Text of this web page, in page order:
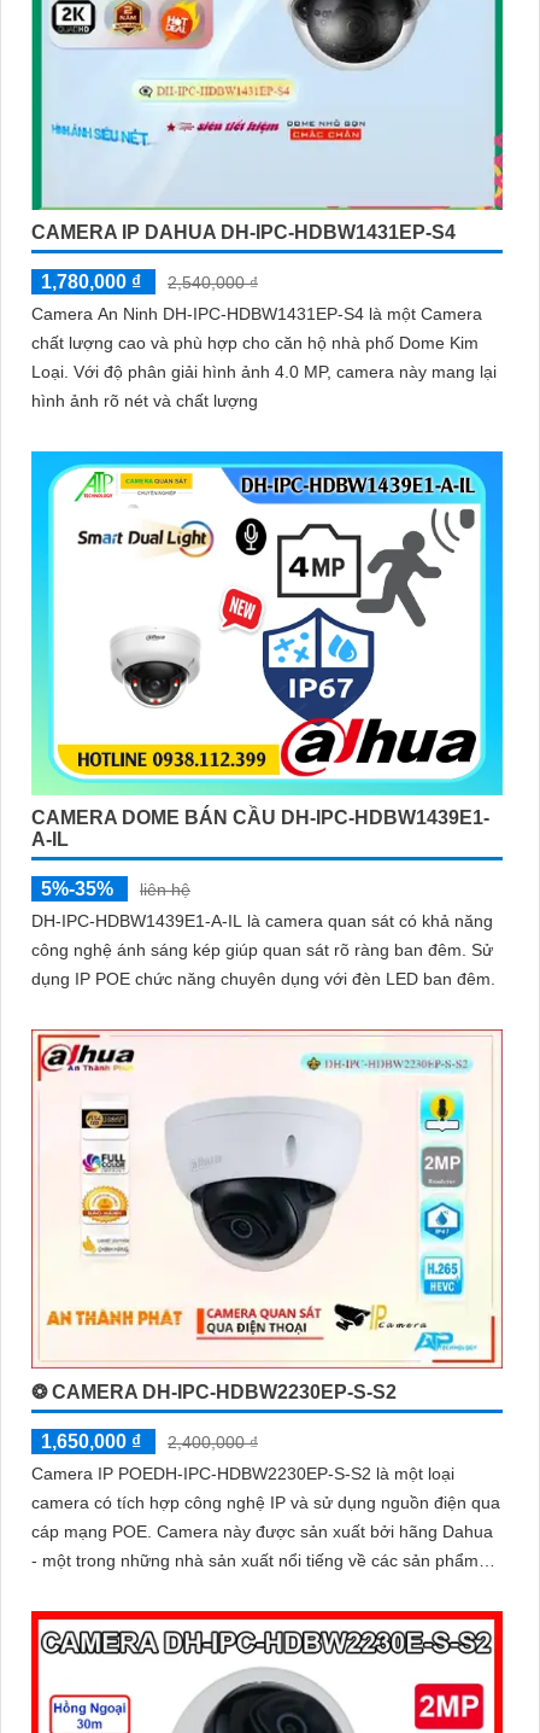
CAMERA IP DAHUA DH-IPC-HDBW1431EP-S4
1,780,000 ₫
2,540,000 ₫
Camera An Ninh DH-IPC-HDBW1431EP-S4 là một Camera
chất lượng cao và phù hợp cho căn hộ nhà phố Dome Kim
Loại. Với độ phân giải hình ảnh 4.0 MP, camera này mang lại
hình ảnh rõ nét và chất lượng
CAMERA DOME BÁN CẦU DH-IPC-HDBW1439E1-
A-IL
5%-35%
liên hệ
DH-IPC-HDBW1439E1-A-IL là camera quan sát có khả năng
công nghệ ánh sáng kép giúp quan sát rõ ràng ban đêm. Sử
dụng IP POE chức năng chuyên dụng với đèn LED ban đêm.
❂ CAMERA DH-IPC-HDBW2230EP-S-S2
1,650,000 ₫
2,400,000 ₫
Camera IP POEDH-IPC-HDBW2230EP-S-S2 là một loại
camera có tích hợp công nghệ IP và sử dụng nguồn điện qua
cáp mạng POE. Camera này được sản xuất bởi hãng Dahua
- một trong những nhà sản xuất nổi tiếng về các sản phẩm